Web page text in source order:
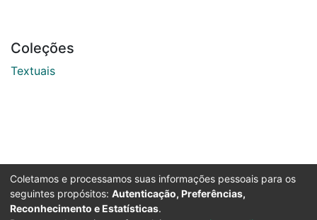
Coleções
Textuais
Coletamos e processamos suas informações pessoais para os
seguintes propósitos: Autenticação, Preferências,
Reconhecimento e Estatísticas.